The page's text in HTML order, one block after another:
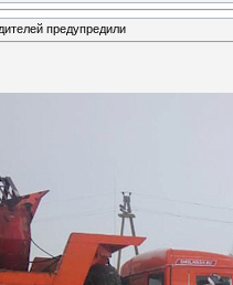
предупредили